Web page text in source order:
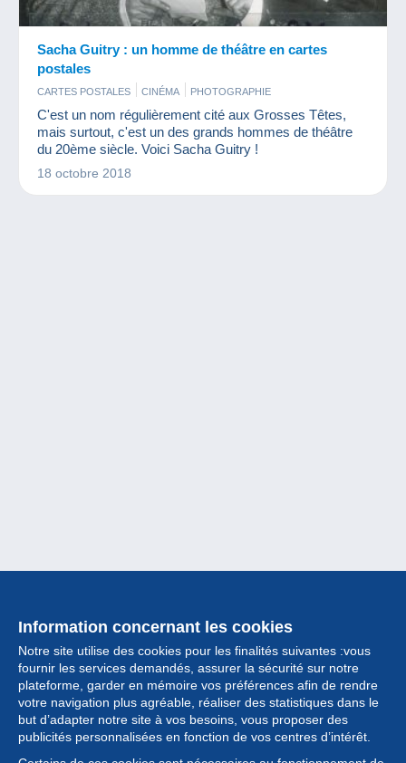
Sacha Guitry : un homme de théâtre en cartes
postales
CARTES POSTALES CINÉMA PHOTOGRAPHIE
C'est un nom régulièrement cité aux Grosses Têtes,
mais surtout, c'est un des grands hommes de théâtre
du 20ème siècle. Voici Sacha Guitry !
18 octobre 2018
Information concernant les cookies
Notre site utilise des cookies pour les finalités suivantes :vous
fournir les services demandés, assurer la sécurité sur notre
plateforme, garder en mémoire vos préférences afin de rendre
votre navigation plus agréable, réaliser des statistiques dans le
but d’adapter notre site à vos besoins, vous proposer des
publicités personnalisées en fonction de vos centres d’intérêt.
Collection